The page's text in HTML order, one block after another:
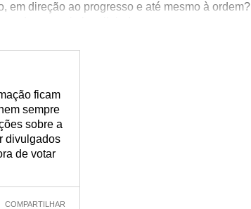
em direção ao progresso e até mesmo à ordem?
democracia brasileira!
ficam
sempre
sobre a
divulgados
de votar
COMPARTILHAR